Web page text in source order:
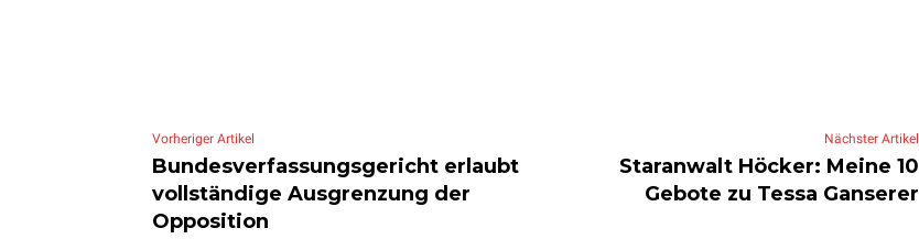
Vorheriger Artikel
Bundesverfassungsgericht erlaubt
vollständige Ausgrenzung der
Opposition
Nächster Artikel
Staranwalt Höcker: Meine 10
Gebote zu Tessa Ganserer